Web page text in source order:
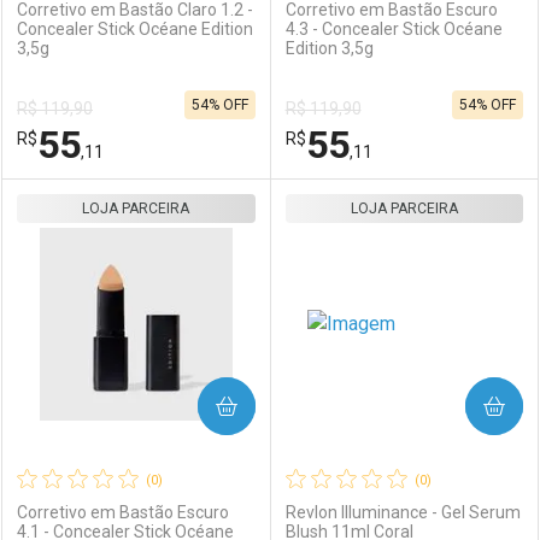
Ativar Desconto
Comprar sem Desconto
Por R$ 55,11/cada
Comprar sem Desconto
Por R$ 55,11/cada
Ativar Desconto
Comprar sem Desconto
Por R$ 55,11/cada
Comprar sem Desconto
Por R$ 55,11/cada
Corretivo em Bastão Claro 1.2 -
Concealer Stick Océane Edition
3,5g
R$ 119,90
R$55,11
54% OFF
Laboratório
Por Menos
Corretivo em Bastão Escuro
4.3 - Concealer Stick Océane
Edition 3,5g
R$ 119,90
R$55,11
54% OFF
(0)
Corretivo em Bastão Escuro
4.1 - Concealer Stick Océane
LOJA PARCEIRA
COMPRAR
(0)
Revlon Illuminance - Gel Serum
Blush 11ml Coral
LOJA PARCEIRA
COMPRAR